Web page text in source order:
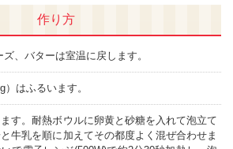
作り方
、バターは室温に戻します。
）はふるいます。
す。耐熱ボウルに卵黄と砂糖を入れて泡立て
牛乳を順に加えてその都度よく混ぜ合わせま